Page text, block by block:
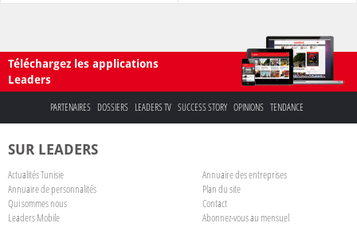
Téléchargez les applications
Leaders
PARTENAIRES DOSSIERS LEADERS TV SUCCESS STORY OPINIONS TENDANCE
SUR LEADERS
Actualités Tunisie
Annuaire des entreprises
Annuaire de personnalités
Plan du site
Qui sommes nous
Contact
Leaders Mobile
Abonnez-vous au mensuel